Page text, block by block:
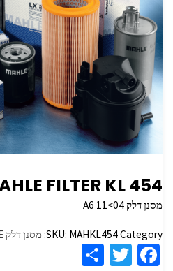
FILTER KL 454
מסנן דלק A6 11<04
SKU: MAHKL454Category: מסנן דלק
Fa
T